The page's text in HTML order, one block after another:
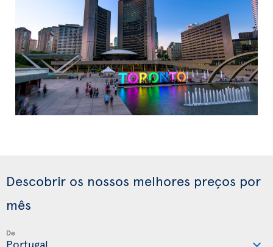
Descobrir os nossos melhores preços por
mês
De